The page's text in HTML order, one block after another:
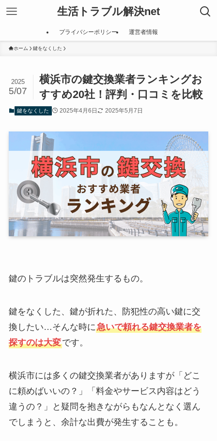
生活トラブル解決net
プライバシーポリシー 運営者情報
ホーム 鍵をなくした
横浜市の鍵交換業者ランキングお
すすめ20社！評判・口コミを比較
2025
5/07
鍵をなくした 2025年4月6日 2025年5月7日
鍵のトラブルは突然発生するもの。
鍵をなくした、鍵が折れた、防犯性の高い鍵に交
換したい…そんな時に急いで頼れる鍵交換業者を
探すのは大変です。
横浜市には多くの鍵交換業者がありますが「どこ
に頼めばいいの？」「料金やサービス内容はどう
違うの？」と疑問を抱きながらもなんとなく選ん
でしまうと、余計な出費が発生することも。